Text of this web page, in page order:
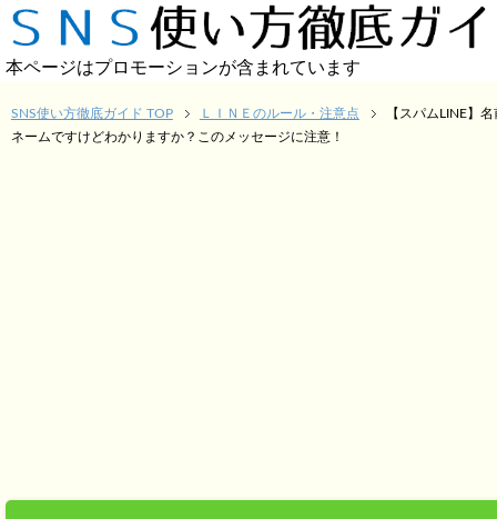
本ページはプロモーションが含まれています
SNS使い方徹底ガイド TOP ＬＩＮＥのルール・注意点
【スパムLINE】
ネームですけどわかりますか？このメッセージに注意！